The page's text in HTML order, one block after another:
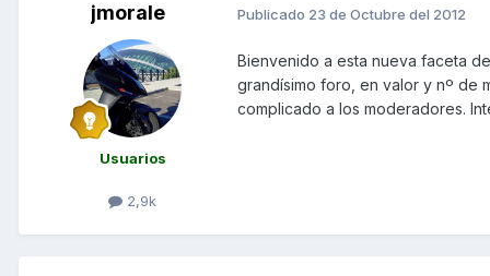
jmorale
Usuarios
2,9k
Publicado 23 de Octubre del 2012
Bienvenido a esta nueva faceta
grandísimo foro, en valor y nº de
complicado a los moderadores.